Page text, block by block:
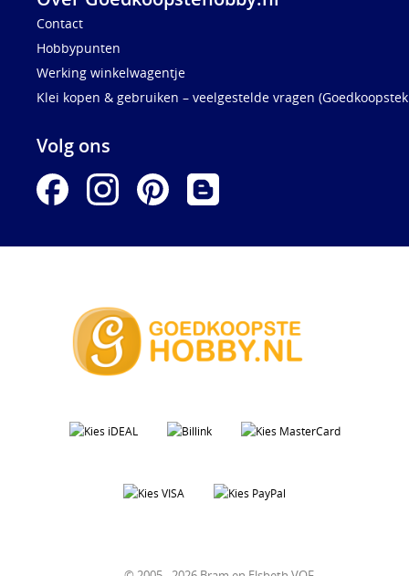
Contact
Hobbypunten
Werking winkelwagentje
Klei kopen & gebruiken – veelgestelde vragen
Volg ons